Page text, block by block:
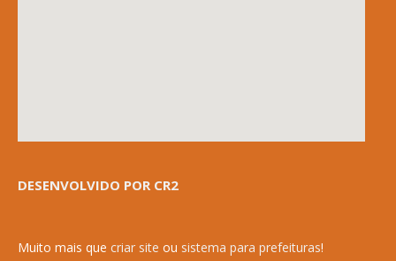
DESENVOLVIDO POR CR2
Muito mais que criar site ou sistema para prefeituras!